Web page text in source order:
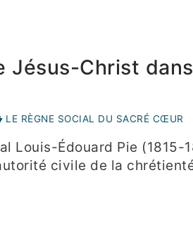
Jésus-Christ
LE RÈGNE SOCIAL DU SACRÉ CŒUR
Louis-Édouard Pie
civile de la